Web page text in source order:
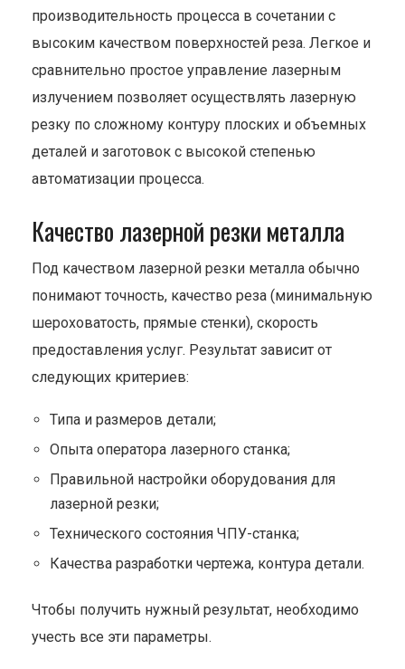
производительность процесса в сочетании с
высоким качеством поверхностей реза. Легкое и
сравнительно простое управление лазерным
излучением позволяет осуществлять лазерную
резку по сложному контуру плоских и объемных
деталей и заготовок с высокой степенью
автоматизации процесса.
Качество лазерной резки металла
Под качеством лазерной резки металла обычно
понимают точность, качество реза (минимальную
шероховатость, прямые стенки), скорость
предоставления услуг. Результат зависит от
следующих критериев:
Типа и размеров детали;
Опыта оператора лазерного станка;
Правильной настройки оборудования для
лазерной резки;
Технического состояния ЧПУ-станка;
Качества разработки чертежа, контура детали.
Чтобы получить нужный результат, необходимо
учесть все эти параметры.